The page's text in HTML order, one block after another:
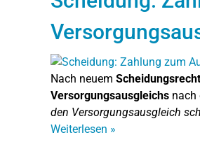
Nach neuem
Versorgungsausgleichs nach
den Versorgungsausgleich
Weiterlesen »